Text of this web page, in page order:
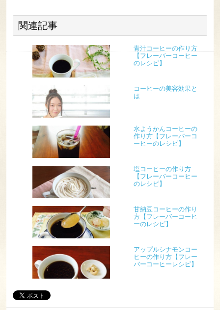
関連記事
青汁コーヒーの作り方
【フレーバーコーヒー
のレシピ】
コーヒーの美容効果と
は
水ようかんコーヒーの
作り方【フレーバーコ
ーヒーのレシピ】
塩コーヒーの作り方
【フレーバーコーヒー
のレシピ】
甘納豆コーヒーの作り
方【フレーバーコーヒ
ーのレシピ】
アップルシナモンコー
ヒーの作り方【フレー
バーコーヒーレシピ】